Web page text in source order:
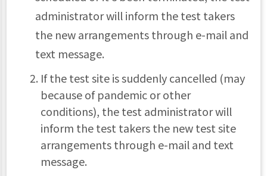
administrator will inform the test takers
the new arrangements through e-mail and
text message.
If the test site is suddenly cancelled (may
because of pandemic or other
conditions), the test administrator will
inform the test takers the new test site
arrangements through e-mail and text
message.